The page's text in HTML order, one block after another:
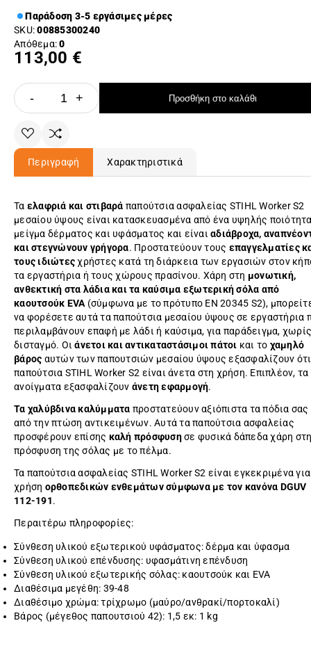
Παράδοση 3-5 εργάσιμες μέρες
SKU:00885300240
Απόθεμα:0
113,00 €
- + Προσθήκη στο καλάθι
Περιγραφή Χαρακτηριστικά
Τα ελαφριά και στιβαρά παπούτσια ασφαλείας STIHL Worker S2
μεσαίου ύψους είναι κατασκευασμένα από ένα υψηλής
μείγμα δέρματος και υφάσματος και είναι αδιάβροχα,
και στεγνώνουν γρήγορα. Προστατεύουν τους επαγγελματίες
τους ιδιώτεςχρήστες κατά τη διάρκεια των εργασιών στον
τα εργαστήρια ή τους χώρους πρασίνου. Χάρη στη μονωτική,
ανθεκτική στα λάδια και τα καύσιμα εξωτερική σόλα από
καουτσούκ EVA (σύμφωνα με το πρότυπο EN 20345 S2),
να φορέσετε αυτά τα παπούτσια μεσαίου ύψους σε εργαστήρια
περιλαμβάνουν επαφή με λάδι ή καύσιμα, για παράδειγμα, χωρίς
δισταγμό. Οιάνετοι και αντικαταστάσιμοι πάτοι και το χαμηλό
βάρος αυτών των παπουτσιών μεσαίου ύψους εξασφαλίζουν
παπούτσια STIHL Worker S2 είναι άνετα στη χρήση. Επιπλέον, τα
ανοίγματα εξασφαλίζουν άνετη εφαρμογή.
Τα χαλύβδινα καλύμματα προστατεύουν αξιόπιστα τα πόδια σας
από την πτώση αντικειμένων. Αυτά τα παπούτσια ασφαλείας
προσφέρουν επίσης καλή πρόσφυσησε φυσικά δάπεδα χάρη
πρόσφυση της σόλας με το πέλμα.
Τα παπούτσια ασφαλείας STIHL Worker S2 είναι εγκεκριμένα
χρήση ορθοπεδικών ενθεμάτων σύμφωνα με τον κανόνα DGUV
112-191.
Περαιτέρω πληροφορίες:
Σύνθεση υλικού εξωτερικού υφάσματος: δέρμα και ύφασμα
Σύνθεση υλικού επένδυσης: υφασμάτινη επένδυση
Σύνθεση υλικού εξωτερικής σόλας: καουτσούκ και EVA
Διαθέσιμα μεγέθη: 39-48
Διαθέσιμο χρώμα: τρίχρωμο (μαύρο/ανθρακί/πορτοκαλί)
Βάρος (μέγεθος παπουτσιού 42): 1,5 εκ: 1 kg